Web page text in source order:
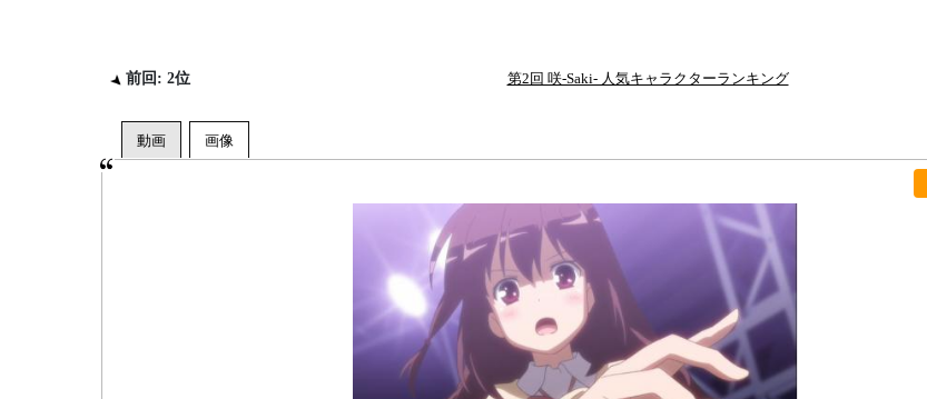
前回: 2位 第2回 咲-Saki- 人気キャラクターランキング